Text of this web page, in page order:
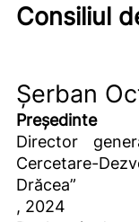
Consiliul
Șerban
Președinte
Director
Cercetare-
Drăcea”
, 2024